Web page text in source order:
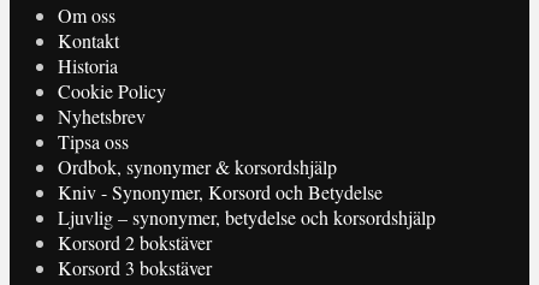
Om oss
Kontakt
Historia
Cookie Policy
Nyhetsbrev
Tipsa oss
Ordbok, synonymer & korsordshjälp
Kniv - Synonymer, Korsord och Betydelse
Ljuvlig – synonymer, betydelse och korsordshjälp
Korsord 2 bokstäver
Korsord 3 bokstäver